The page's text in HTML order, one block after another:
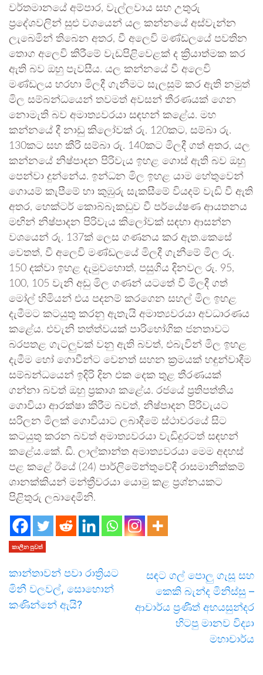
වර්තමානයේ අම්පාර, වැල්ලවාය සහ උතුරු
ප්‍රදේශවලින් සුළු වශයෙන් යල කන්නයේ අස්වැන්න
ලැබෙමින් තිබෙන අතර, වී අලෙවි මණ්ඩලයේ පවතින
තොග අලෙවි කිරීමේ වැඩපිළිවෙළක් ද ක්‍රියාත්මක කර
ඇති බව ඔහු පැවසීය. යල කන්නයේ වී අලෙවි
මණ්ඩලය හරහා මිලදී ගැනීමට සැලසුම් කර ඇති නමුත්
මිල සම්බන්ධයෙන් තවමත් අවසන් තීරණයක් ගෙන
නොමැති බව අමාත්‍යවරයා සඳහන් කළේය. මහ
කන්නයේ දී නාඩු කිලෝවක් රු. 120කට, සම්බා රු.
130කට සහ කීරි සම්බා රු. 140කට මිලදී ගත් අතර, යල
කන්නයේ නිෂ්පාදන පිරිවැය ඉහළ ගොස් ඇති බව ඔහු
පෙන්වා දුන්නේය. ඉන්ධන මිල ඉහළ යාම හේතුවෙන්
ගොයම් කැපීමේ හා කුඹුරු සැකසීමේ වියදම් වැඩි වී ඇති
අතර, හෙක්ටර් කොබ්බෑකඩුව වී පර්යේෂණ ආයතනය
මඟින් නිෂ්පාදන පිරිවැය කිලෝවක් සඳහා ආසන්න
වශයෙන් රු. 137ක් ලෙස ගණනය කර ඇත.කෙසේ
වෙතත්, වී අලෙවි මණ්ඩලයේ මිලදී ගැනීමේ මිල රු.
150 දක්වා ඉහළ දැමුවහොත්, පසුගිය දිනවල රු. 95,
100, 105 වැනි අඩු මිල ගණන් යටතේ වී මිලදී ගත්
මෝල් හිමියන් එය පදනම් කරගෙන සහල් මිල ඉහළ
දැමීමට කටයුතු කරනු ඇතැයි අමාත්‍යවරයා අවධාරණය
කළේය. එවැනි තත්ත්වයක් පාරිභෝගික ජනතාවට
බරපතළ ගැටලුවක් වනු ඇති බවත්, එබැවින් මිල ඉහළ
දැමීම හෝ ගොවීන්ට වෙනත් සහන ක්‍රමයක් හඳුන්වාදීම
සම්බන්ධයෙන් ඉදිරි දින එක දෙක තුළ තීරණයක්
ගන්නා බවත් ඔහු ප්‍රකාශ කළේය. රජයේ ප්‍රතිපත්තිය
ගොවියා ආරක්ෂා කිරීම බවත්, නිෂ්පාදන පිරිවැයට
සරිලන මිලක් ගොවියාට ලබාදීමේ ස්ථාවරයේ සිට
කටයුතු කරන බවත් අමාත්‍යවරයා වැඩිදුරටත් සඳහන්
කළේය.කේ. ඩී. ලාල්කාන්ත අමාත්‍යවරයා මෙම අදහස්
පළ කළේ ඊයේ (24) පාර්ලිමේන්තුවේදී රාසමානික්කම්
ශානක්කියන් මන්ත්‍රීවරයා යොමු කළ ප්‍රශ්නයකට
පිළිතුරු ලබාදෙමිනි.
කාලීන පුවත්
කාන්තාවන් පවා රාත්‍රියට
මිනී වලවල්, සොහොන්
කණින්නේ ඇයි?
සඳට ගල් පොලු ගැසූ සහ
කෙකි බැන්ද මිනිස්සු –
ආචාර්ය ප්‍රණීත් අභයසුන්දර
හිටපු මානව විද්‍යා
මහාචාර්ය